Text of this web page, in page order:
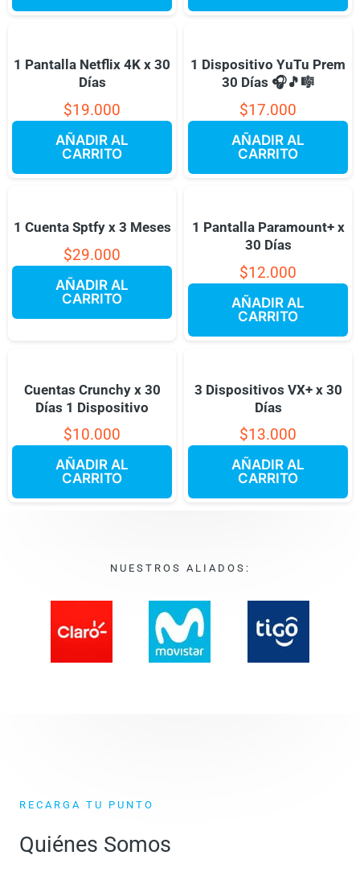
1 Pantalla Netflix 4K x 30
Días
$19.000
AÑADIR AL
CARRITO
1 Dispositivo YuTu Prem
30 Días 🎧🎵🎼
$17.000
AÑADIR AL
CARRITO
1 Cuenta Sptfy x 3 Meses
$29.000
AÑADIR AL
CARRITO
1 Pantalla Paramount+ x
30 Días
$12.000
AÑADIR AL
CARRITO
Cuentas Crunchy x 30
Días 1 Dispositivo
$10.000
AÑADIR AL
CARRITO
3 Dispositivos VX+ x 30
Días
$13.000
AÑADIR AL
CARRITO
NUESTROS ALIADOS:
RECARGA TU PUNTO
Quiénes Somos